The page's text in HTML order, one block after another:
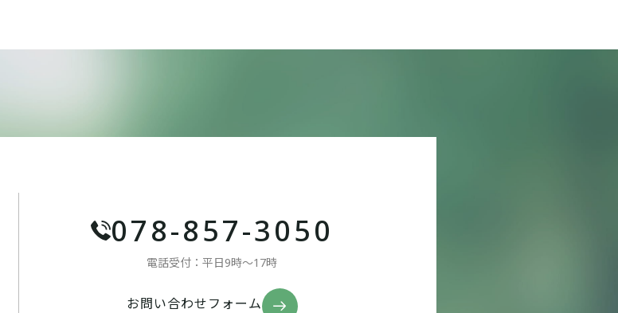
078-857-3050
電話受付：平日9時〜17時
お問い合わせフォーム